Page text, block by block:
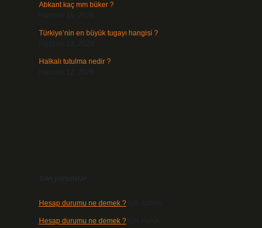
Abkant kaç mm büker ?
Haziran 16, 2026
Türkiye’nin en büyük tugayı hangisi ?
Haziran 13, 2026
Halkalı tutulma nedir ?
Haziran 12, 2026
Son yorumlar
Hesap durumu ne demek ?için admin
Hesap durumu ne demek ?için Haluk